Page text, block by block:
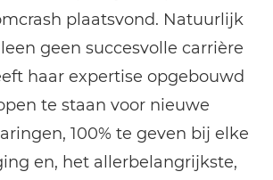
plaatsvond. Natuurlijk
geen succesvolle carrière
haar expertise opgebouwd
te staan voor nieuwe
100% te geven bij elke
en, het allerbelangrijkste,